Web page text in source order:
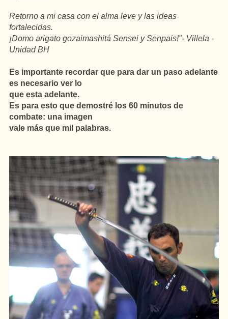
Retorno a mi casa con el alma leve y las ideas
fortalecidas.
¡Domo arigato gozaimashitá Sensei y Senpais!"- Villela -
Unidad BH
Es importante recordar que para dar un paso adelante
es necesario ver lo
que esta adelante.
Es para esto que demostré los 60 minutos de
combate: una imagen
vale más que mil palabras.